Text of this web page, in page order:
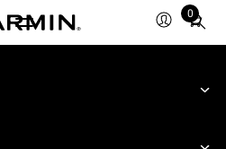
0
Total
items
cart: